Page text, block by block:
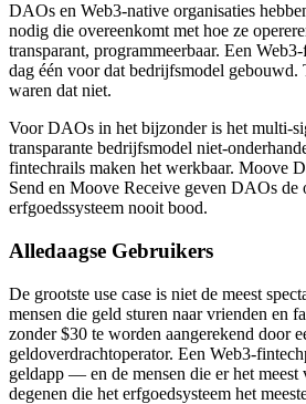
DAOs en Web3-native organisaties
nodig die overeenkomt met hoe ze
transparant, programmeerbaar. Een
dag één voor dat bedrijfsmodel gebouwd.
waren dat niet.
Voor DAOs in het bijzonder is het multi-
transparante bedrijfsmodel niet-
fintechrails maken het werkbaar. Moove
Send en Moove Receive geven DAOs de
erfgoedssysteem nooit bood.
Alledaagse Gebruikers
De grootste use case is niet de meest
mensen die geld sturen naar vrienden en
zonder $30 te worden aangerekend door
geldoverdrachtoperator. Een Web3-
geldapp — en de mensen die er het
degenen die het erfgoedsysteem het